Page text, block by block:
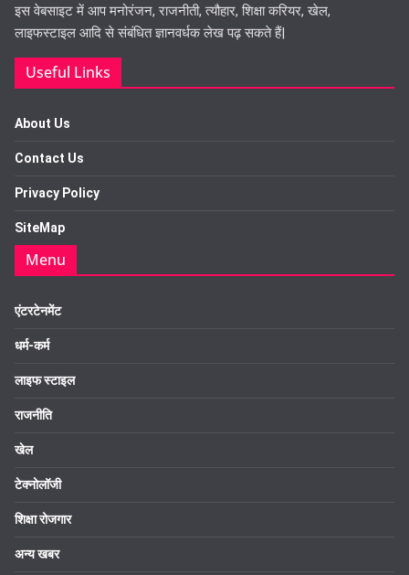
इस वेबसाइट में आप मनोरंजन, राजनीती, त्यौहार, शिक्षा करियर, खेल,
लाइफस्टाइल आदि से संबंधित ज्ञानवर्धक लेख पढ़ सकते हैं|
Useful Links
About Us
Contact Us
Privacy Policy
SiteMap
Menu
एंटरटेनमेंट
धर्म-कर्म
लाइफ स्टाइल
राजनीति
खेल
टेक्नोलॉजी
शिक्षा रोजगार
अन्य खबर